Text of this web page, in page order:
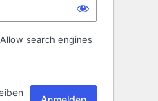
search engines